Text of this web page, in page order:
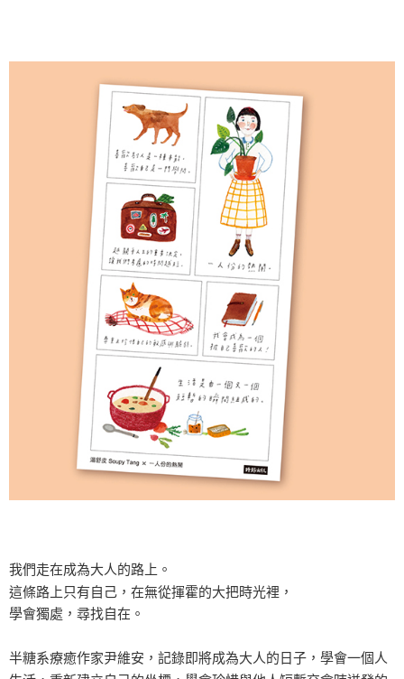
我們走在成為大人的路上。
這條路上只有自己，在無從揮霍的大把時光裡，
學會獨處，尋找自在。
半糖系療癒作家尹維安，記錄即將成為大人的日子，學會一個人